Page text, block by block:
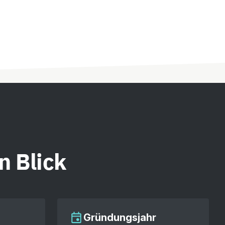
Blick
Gründungsjahr